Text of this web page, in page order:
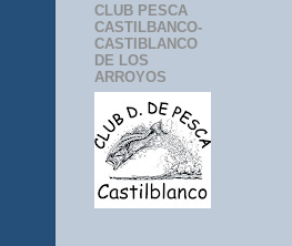
CLUB PESCA
CASTILBANCO-
CASTIBLANCO
DE LOS
ARROYOS